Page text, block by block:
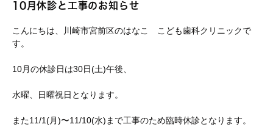
10月休診と工事のお知らせ
こんにちは、川崎市宮前区のはなこ こども歯科クリニックで
す。
10月の休診日は30日(土)午後、
水曜、日曜祝日となります。
また11/1(月)〜11/10(水)まで工事のため臨時休診となります。